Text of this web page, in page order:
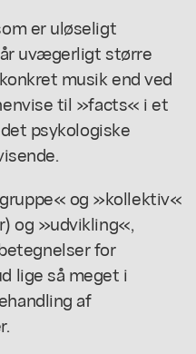
er uløseligt
uvægerligt større
musik end ved
til »facts« i et
psykologiske
og »kollektiv«
og »udvikling«,
for
lige så meget i
af